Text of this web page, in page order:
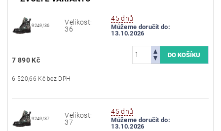
9249/36
Velikost:
36
45 dnů
Můžeme doručit do:
13.10.2026
7 890 Kč
6 520,66 Kč bez DPH
9249/37
Velikost:
37
45 dnů
Můžeme doručit do:
13.10.2026